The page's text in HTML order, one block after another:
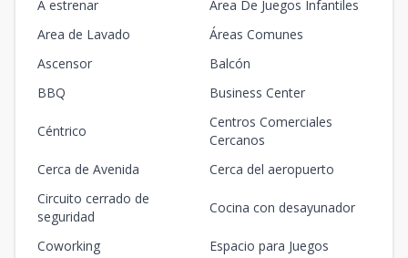
A estrenar
Area De Juegos Infantiles
Area de Lavado
Áreas Comunes
Ascensor
Balcón
BBQ
Business Center
Céntrico
Centros Comerciales
Cercanos
Cerca de Avenida
Cerca del aeropuerto
Circuito cerrado de
seguridad
Cocina con desayunador
Coworking
Espacio para Juegos